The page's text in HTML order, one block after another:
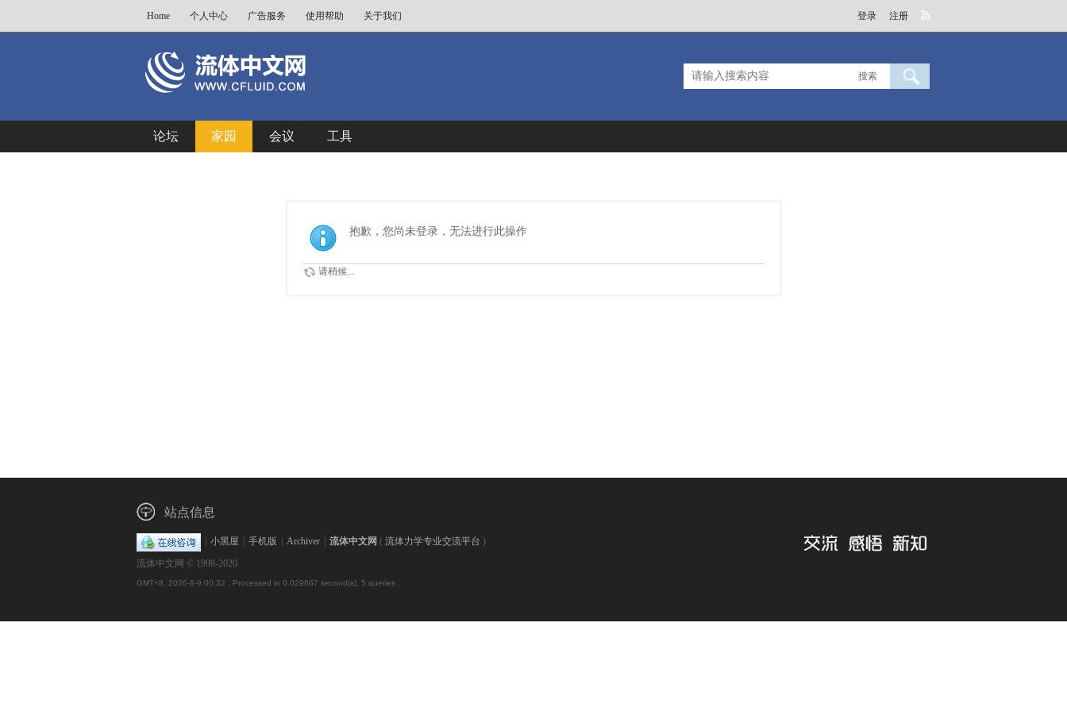
Home 个人中心 广告服务 使用帮助 关于我们 登录 注册
搜索
论坛 家园 会议 工具
抱歉，您尚未登录，无法进行此操作
请稍候...
站点信息
小黑屋 手机版 Archiver 流体中文网 ( 流体力学专业交流平台 )
流体中文网 © 1998-2020
GMT+8, 2026-8-9 00:32 , Processed in 0.029867 second(s), 5 queries .